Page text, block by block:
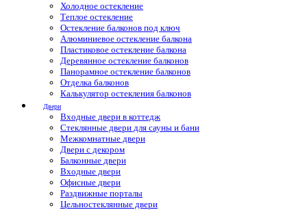
Холодное остекление
Теплое остекление
Остекление балконов под ключ
Алюминиевое остекление балкона
Пластиковое остекление балкона
Деревянное остекление балконов
Панорамное остекление балконов
Отделка балконов
Калькулятор остекления балконов
Двери
Входные двери в коттедж
Стеклянные двери для сауны и бани
Межкомнатные двери
Двери с декором
Балконные двери
Входные двери
Офисные двери
Раздвижные порталы
Цельностеклянные двери